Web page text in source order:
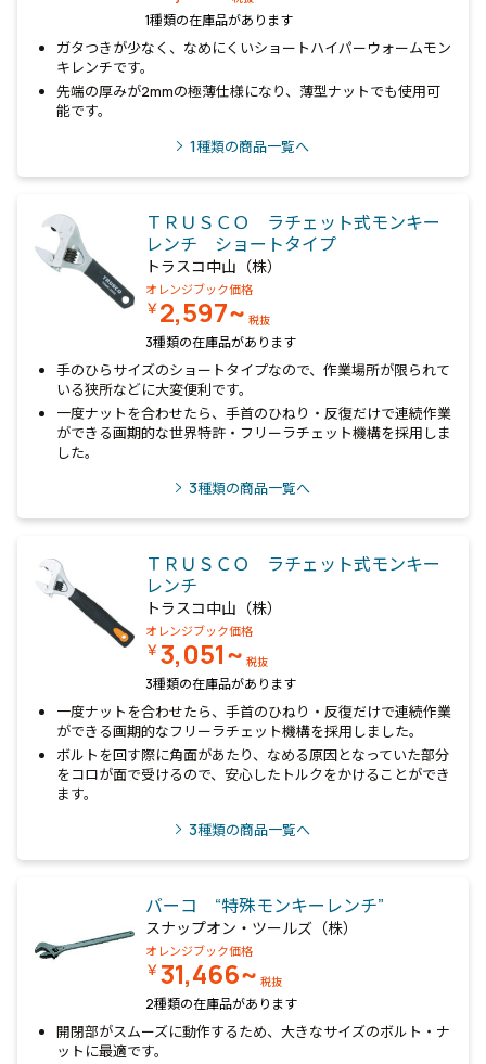
1種類の在庫品があります
ガタつきが少なく、なめにくいショートハイパーウォームモン
キレンチです。
先端の厚みが2mmの極薄仕様になり、薄型ナットでも使用可
能です。
1種類の商品一覧へ
ＴＲＵＳＣＯ ラチェット式モンキー
レンチ ショートタイプ
トラスコ中山（株）
オレンジブック価格
￥2,597~ 税抜
3種類の在庫品があります
手のひらサイズのショートタイプなので、作業場所が限られて
いる狭所などに大変便利です。
一度ナットを合わせたら、手首のひねり・反復だけで連続作業
ができる画期的な世界特許・フリーラチェット機構を採用しま
した。
3種類の商品一覧へ
ＴＲＵＳＣＯ ラチェット式モンキー
レンチ
トラスコ中山（株）
オレンジブック価格
￥3,051~ 税抜
3種類の在庫品があります
一度ナットを合わせたら、手首のひねり・反復だけで連続作業
ができる画期的なフリーラチェット機構を採用しました。
ボルトを回す際に角面があたり、なめる原因となっていた部分
をコロが面で受けるので、安心したトルクをかけることができ
ます。
3種類の商品一覧へ
バーコ “特殊モンキーレンチ”
スナップオン・ツールズ（株）
オレンジブック価格
￥31,466~ 税抜
2種類の在庫品があります
開閉部がスムーズに動作するため、大きなサイズのボルト・ナ
ットに最適です。